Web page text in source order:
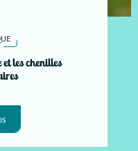
les chenilles